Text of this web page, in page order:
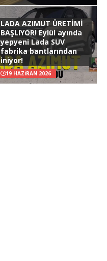
LADA AZIMUT ÜRETİMİ
BAŞLIYOR! Eylül ayında
yepyeni Lada SUV
fabrika bantlarından
iniyor!
19 HAZIRAN 2026